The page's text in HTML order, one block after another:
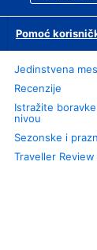
Pomoć
Jedinstvena
Recenzije
Istražite
nivou
Sezonske i
Traveller